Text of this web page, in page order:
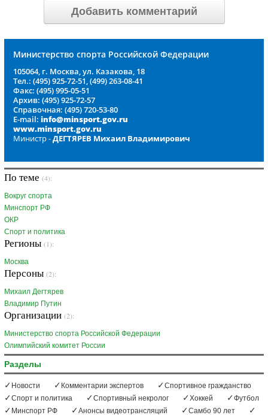
Добавить комментарий
Министерство спорта Российской Федерации
105064, г. Москва, ул. Казакова, 18
Тел.: (495) 925-72-51, (499) 263-08-41
Факс: (495) 995-05-51
Архив: (495) 925-72-57
Справочная: (495) 720-53-80
E-mail: info@minsport.gov.ru
www.minsport.gov.ru
Министр -ДЕГТЯРЕВ Михаил Владимирович
По теме (4):
Вокруг спорта
Минспорт РФ
ОКР
Спорт и политика
Регионы (1):
Москва
Персоны (2):
Михаил Дегтярев
Владимир Путин
Организации (2):
Министерство спорта Российской Федерации
Олимпийский комитет России
Разделы
Новости Комментарии экспертов
Спортивное гражданство
Спорт и политика
Спортивный некролог Хоккей
Футбол
Минспорт РФ
Анонсы видеотрансляций Самбо 90 лет